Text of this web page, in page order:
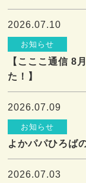
2026.07.10
お知らせ
【こここ通信 8
た！】
2026.07.09
お知らせ
よかパパひろば
2026.07.03